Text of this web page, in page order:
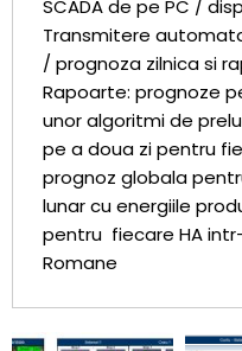
SCADA de pe PC /
Transmitere
/ prognoza zilnica si
Rapoarte: prognoze
unor algoritmi de
pe a doua zi pentru
prognoz globala
lunar cu energiile
pentru fiecare HA
Romane